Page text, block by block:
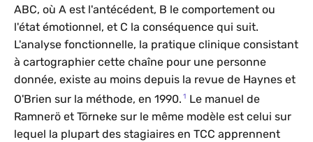
ABC, où A est l'antécédent, B le comportement ou
l'état émotionnel, et C la conséquence qui suit.
L'analyse fonctionnelle, la pratique clinique consistant
à cartographier cette chaîne pour une personne
donnée, existe au moins depuis la revue de Haynes et
O'Brien sur la méthode, en 1990. 1 Le manuel de
Ramnerö et Törneke sur le même modèle est celui sur
lequel la plupart des stagiaires en TCC apprennent